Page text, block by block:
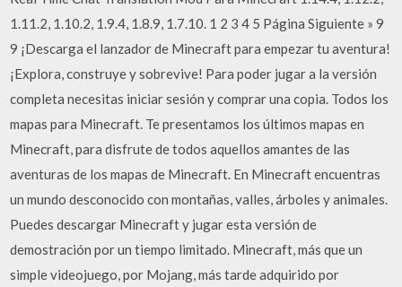
1.11.2, 1.10.2, 1.9.4, 1.8.9, 1.7.10. 1 2 3 4 5 Página Siguiente » 9
9 ¡Descarga el lanzador de Minecraft para empezar tu aventura!
¡Explora, construye y sobrevive! Para poder jugar a la versión
completa necesitas iniciar sesión y comprar una copia. Todos los
mapas para Minecraft. Te presentamos los últimos mapas en
Minecraft, para disfrute de todos aquellos amantes de las
aventuras de los mapas de Minecraft. En Minecraft encuentras
un mundo desconocido con montañas, valles, árboles y animales.
Puedes descargar Minecraft y jugar esta versión de
demostración por un tiempo limitado. Minecraft, más que un
simple videojuego, por Mojang, más tarde adquirido por